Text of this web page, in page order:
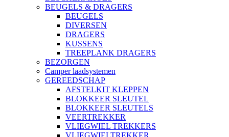
BEUGELS & DRAGERS
BEUGELS
DIVERSEN
DRAGERS
KUSSENS
TREEPLANK DRAGERS
BEZORGEN
Camper laadsystemen
GEREEDSCHAP
AFSTELKIT KLEPPEN
BLOKKEER SLEUTEL
BLOKKEER SLEUTELS
VEERTREKKER
VLIEGWIEL TREKKERS